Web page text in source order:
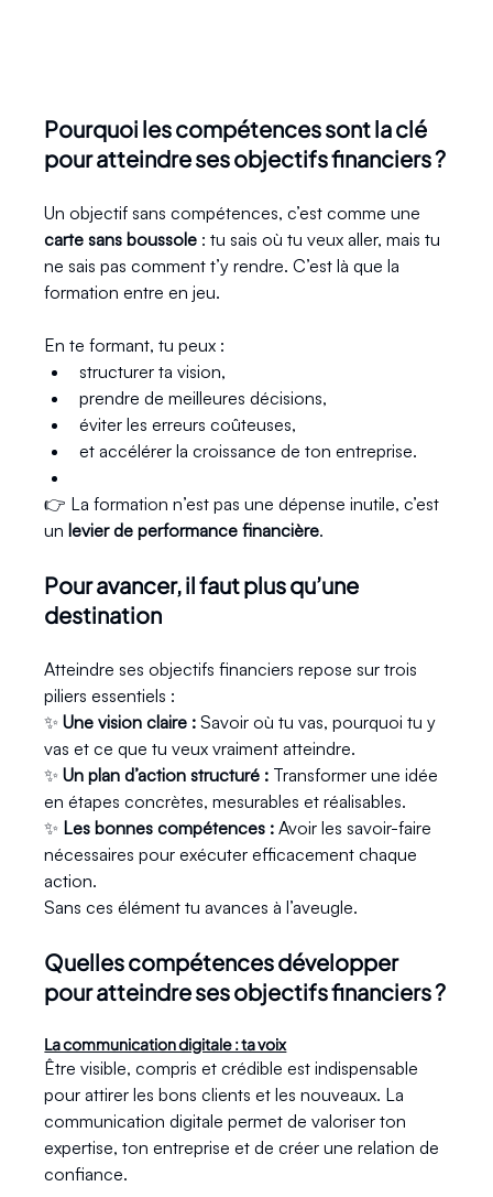
Pourquoi les compétences sont la clé
pour atteindre ses objectifs financiers ?
Un objectif sans compétences, c’est comme une
carte sans boussole : tu sais où tu veux aller, mais tu
ne sais pas comment t’y rendre. C’est là que la
formation entre en jeu.
En te formant, tu peux :
structurer ta vision,
prendre de meilleures décisions,
éviter les erreurs coûteuses,
et accélérer la croissance de ton entreprise.
👉 La formation n’est pas une dépense inutile, c’est
un levier de performance financière.
Pour avancer, il faut plus qu’une
destination
Atteindre ses objectifs financiers repose sur trois
piliers essentiels :
✨ Une vision claire : Savoir où tu vas, pourquoi tu y
vas et ce que tu veux vraiment atteindre.
✨ Un plan d’action structuré : Transformer une idée
en étapes concrètes, mesurables et réalisables.
✨ Les bonnes compétences : Avoir les savoir-faire
nécessaires pour exécuter efficacement chaque
action.
Sans ces élément tu avances à l’aveugle.
Quelles compétences développer
pour atteindre ses objectifs financiers ?
La communication digitale : ta voix
Être visible, compris et crédible est indispensable
pour attirer les bons clients et les nouveaux. La
communication digitale permet de valoriser ton
expertise, ton entreprise et de créer une relation de
confiance.